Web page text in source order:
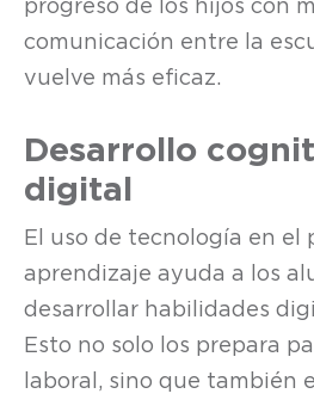
progreso de los hijos con
comunicación entre la
vuelve más eficaz.
Desarrollo
digital
El uso de tecnología en el
aprendizaje ayuda a los
desarrollar habilidades
Esto no solo los prepara
laboral, sino que también